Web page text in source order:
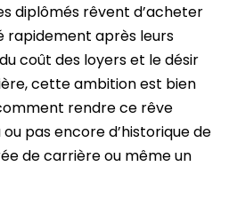
diplômés rêvent d’acheter
après leurs
coût des loyers et le désir
cette ambition est bien
rendre ce rêve
pas encore d’historique de
de carrière ou même un